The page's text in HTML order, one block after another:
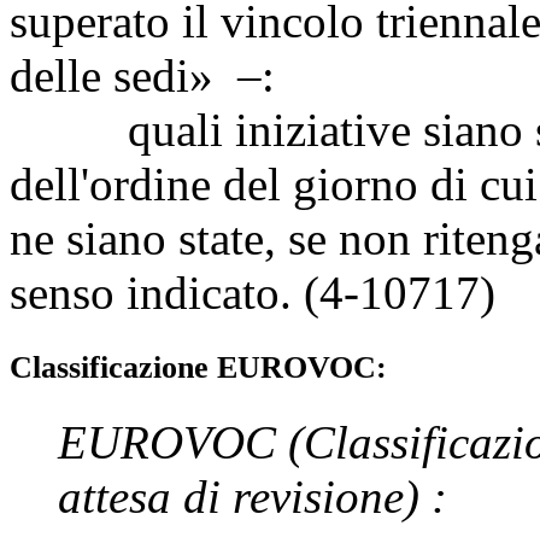
superato il vincolo
delle sedi» –:
quali iniziative siano
dell'ordine del giorno di
ne siano state, se non
senso indicato. (4-10717)
Classificazione EUROVOC:
EUROVOC
attesa di revisione) :